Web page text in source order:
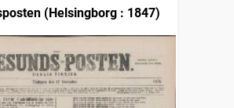
(Helsingborg : 1847)